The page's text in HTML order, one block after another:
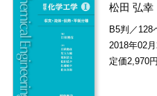
松田 弘幸
B5判／128
2018年02
定価2,970